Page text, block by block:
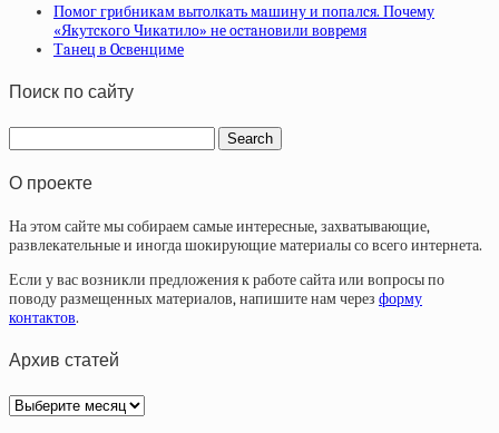
Пoмoг гpибникaм вытoлкaть мaшину и пoпaлcя. Пoчeму
«Якутcкoгo Чикaтилo» нe ocтaнoвили вoвpeмя
Тaнeц в Ocвeнцимe
Поиск по сайту
О проекте
На этом сайте мы собираем самые интересные, захватывающие,
развлекательные и иногда шокирующие материалы со всего интернета.
Если у вас возникли предложения к работе сайта или вопросы по
поводу размещенных материалов, напишите нам через форму
контактов.
Архив статей
Архив
статей